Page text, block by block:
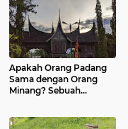
Apakah Orang Padang
Sama dengan Orang
Minang? Sebuah